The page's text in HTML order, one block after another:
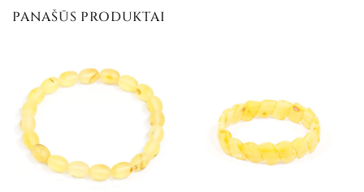
PANAŠŪS PRODUKTAI